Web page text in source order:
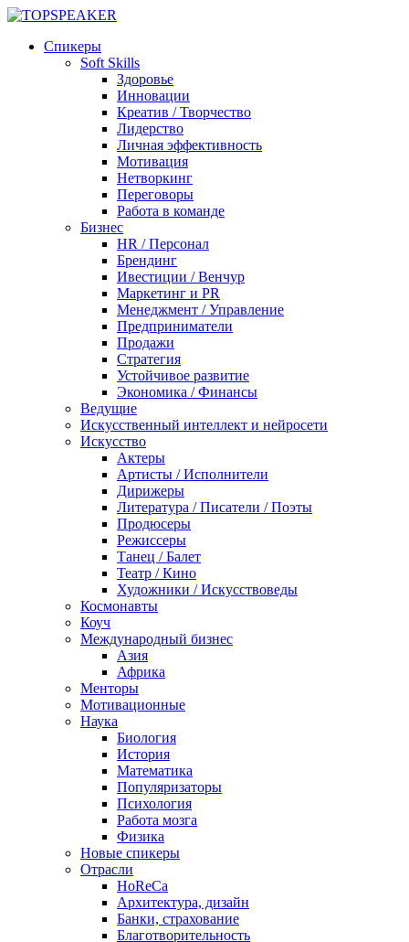
Спикеры
Soft Skills
Здоровье
Инновации
Креатив / Творчество
Лидерство
Личная эффективность
Мотивация
Нетворкинг
Переговоры
Работа в команде
Бизнес
HR / Персонал
Брендинг
Ивестиции / Венчур
Маркетинг и PR
Менеджмент / Управление
Предприниматели
Продажи
Стратегия
Устойчивое развитие
Экономика / Финансы
Ведущие
Искусственный интеллект и нейросети
Искусство
Актеры
Артисты / Исполнители
Дирижеры
Литература / Писатели / Поэты
Продюсеры
Режиссеры
Танец / Балет
Театр / Кино
Художники / Искусствоведы
Космонавты
Коуч
Международный бизнес
Азия
Африка
Менторы
Мотивационные
Наука
Биология
История
Математика
Популяризаторы
Психология
Работа мозга
Физика
Новые спикеры
Отрасли
HoReCa
Архитектура, дизайн
Банки, страхование
Благотворительность